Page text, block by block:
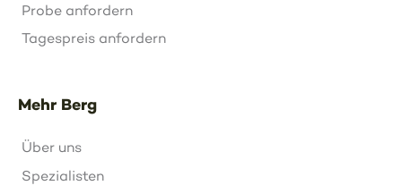
Probe anfordern
Tagespreis anfordern
Mehr Berg
Über uns
Spezialisten